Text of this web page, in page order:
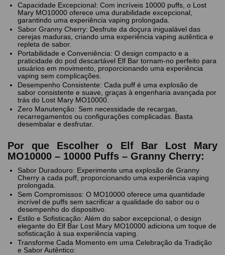
Capacidade Excepcional: Com incríveis 10000 puffs, o Lost
Mary MO10000 oferece uma durabilidade excepcional,
garantindo uma experiência vaping prolongada.
Sabor Granny Cherry: Desfrute da doçura inigualável das
cerejas maduras, criando uma experiência vaping autêntica e
repleta de sabor.
Portabilidade e Conveniência: O design compacto e a
praticidade do pod descartável Elf Bar tornam-no perfeito para
usuários em movimento, proporcionando uma experiência
vaping sem complicações.
Desempenho Consistente: Cada puff é uma explosão de
sabor consistente e suave, graças à engenharia avançada por
trás do Lost Mary MO10000.
Zero Manutenção: Sem necessidade de recargas,
recarregamentos ou configurações complicadas. Basta
desembalar e desfrutar.
Por que Escolher o Elf Bar Lost Mary
MO10000 – 10000 Puffs – Granny Cherry:
Sabor Duradouro: Experimente uma explosão de Granny
Cherry a cada puff, proporcionando uma experiência vaping
prolongada.
Sem Compromissos: O MO10000 oferece uma quantidade
incrível de puffs sem sacrificar a qualidade do sabor ou o
desempenho do dispositivo.
Estilo e Sofisticação: Além do sabor excepcional, o design
elegante do Elf Bar Lost Mary MO10000 adiciona um toque de
sofisticação à sua experiência vaping.
Transforme Cada Momento em uma Celebração da Tradição
e Sabor Autêntico: